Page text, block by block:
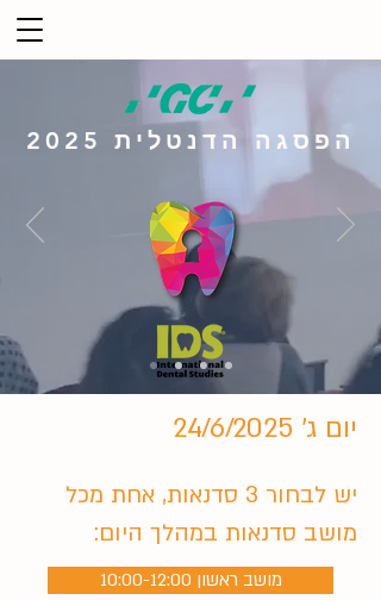
הפסגה הדנטלית 2025
יום ג' 24/6/2025
יש לבחור 3 סדנאות, אחת מכל
מושב סדנאות במהלך היום:
10:00-12:00 מושב ראשון